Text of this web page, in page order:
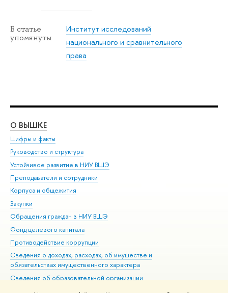
В статье
упомянуты
Институт исследований
национального и сравнительного
права
О ВЫШКЕ
Цифры и факты
Руководство и структура
Устойчивое развитие в НИУ ВШЭ
Преподаватели и сотрудники
Корпуса и общежития
Закупки
Обращения граждан в НИУ ВШЭ
Фонд целевого капитала
Противодействие коррупции
Сведения о доходах, расходах, об имуществе и
обязательствах имущественного характера
Сведения об образовательной организации
Людям с ограниченными возможностями здоровья